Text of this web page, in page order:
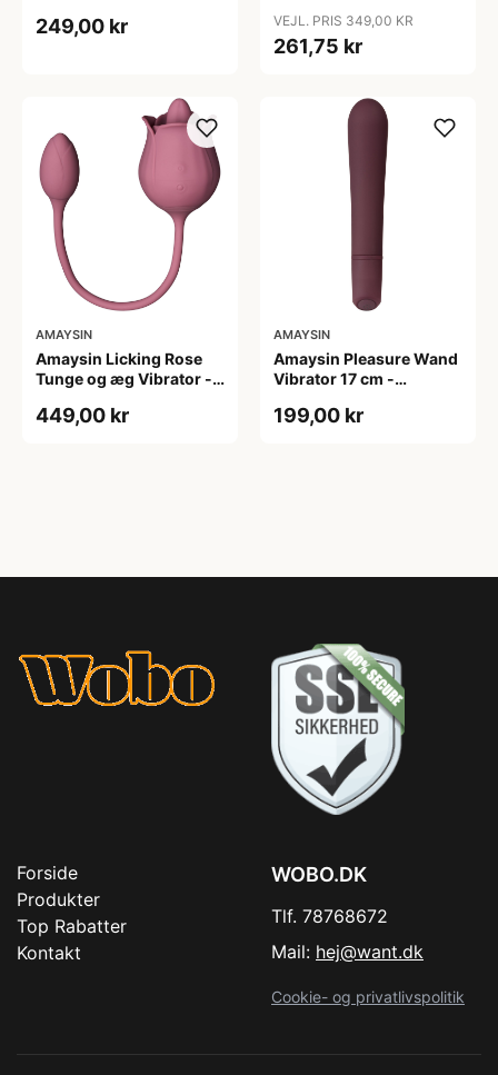
249,00 kr VEJL. PRIS 349,00 KR
261,75 kr
AMAYSIN
Amaysin Licking Rose
Tunge og æg Vibrator -
449,00 kr
AMAYSIN
Amaysin Pleasure Wand
Vibrator 17 cm -
199,00 kr
Forside
Produkter
Top Rabatter
Kontakt
WOBO.DK
Tlf. 78768672
Mail: hej@want.dk
Cookie- og privatlivspolitik